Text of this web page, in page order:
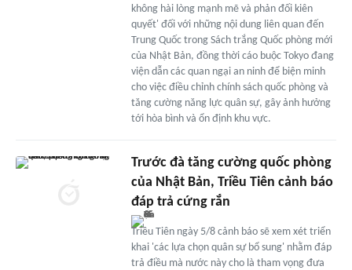
không hài lòng mạnh mẽ và phản đối kiên
quyết' đối với những nội dung liên quan đến
Trung Quốc trong Sách trắng Quốc phòng mới
của Nhật Bản, đồng thời cáo buộc Tokyo đang
viện dẫn các quan ngại an ninh để biện minh
cho việc điều chỉnh chính sách quốc phòng và
tăng cường năng lực quân sự, gây ảnh hưởng
tới hòa bình và ổn định khu vực.
Trước đà tăng cường quốc phòng
của Nhật Bản, Triều Tiên cảnh báo
đáp trả cứng rắn
Triều Tiên ngày 5/8 cảnh báo sẽ xem xét triển
khai 'các lựa chọn quân sự bổ sung' nhằm đáp
trả điều mà nước này cho là tham vọng đưa